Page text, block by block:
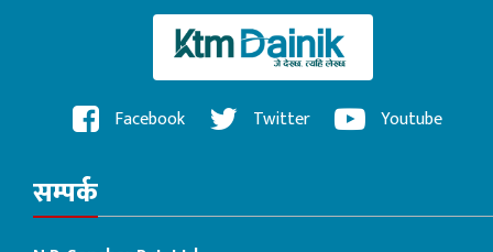
Facebook Twitter Youtube
सम्पर्क